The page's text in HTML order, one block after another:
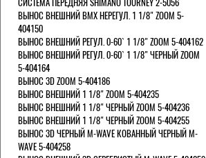
ВЫНОС ВНЕШНИЙ BMX НЕРЕГУЛ. 1 1/8" ZOOM 5-
404150
ВЫНОС ВНЕШНИЙ РЕГУЛ. 0-60` 1 1/8" ZOOM 5-404162
ВЫНОС ВНЕШНИЙ РЕГУЛ. 0-60` 1 1/8" ЧЕРНЫЙ ZOOM
5-404164
ВЫНОС 3D ZOOM 5-404186
ВЫНОС ВНЕШНИЙ 1 1/8" ZOOM 5-404235
ВЫНОС ВНЕШНИЙ 1 1/8" ЧЕРНЫЙ ZOOM 5-404236
ВЫНОС ВНЕШНИЙ 1 1/8" ЧЕРНЫЙ ZOOM 5-404255
ВЫНОС 3D ЧЕРНЫЙ M-WAVE КОВАННЫЙ ЧЕРНЫЙ M-
WAVE 5-404258